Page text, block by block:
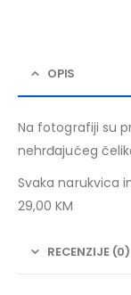
OPIS
Na fotografiji su
nehrđajućeg
Svaka narukvica
29,00 KM
RECENZIJE (0)